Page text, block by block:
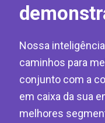
Nossa
caminhos para
conjunto com a
em caixa da sua
melhores